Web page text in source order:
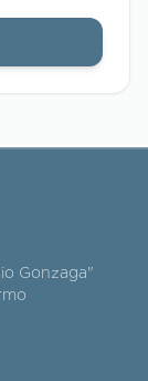
Gonzaga"